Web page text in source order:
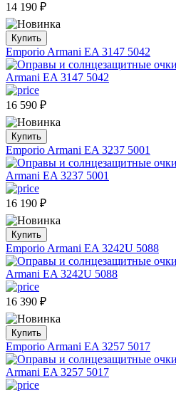
14 190 ₽
Купить
Emporio Armani EA 3147 5042
16 590 ₽
Купить
Emporio Armani EA 3237 5001
16 190 ₽
Купить
Emporio Armani EA 3242U 5088
16 390 ₽
Купить
Emporio Armani EA 3257 5017